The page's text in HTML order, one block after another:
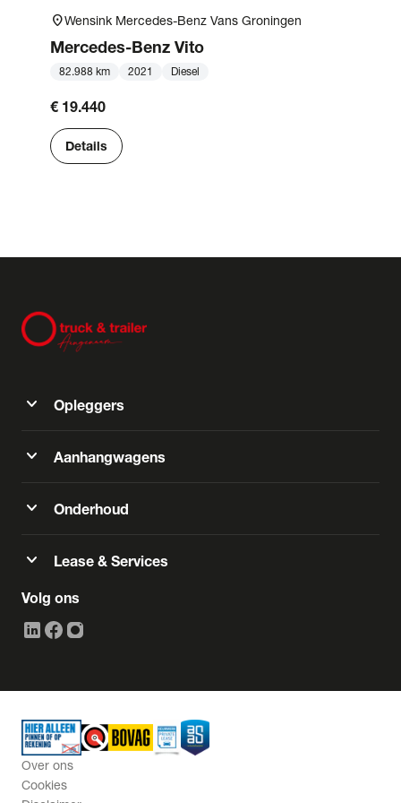
location_onWensink Mercedes-Benz Vans Groningen
Mercedes-Benz Vito
82.988 km 2021 Diesel
€ 19.440
Details
expand_more Opleggers
expand_more Aanhangwagens
expand_more Onderhoud
expand_more Lease & Services
Volg ons
Over ons
Cookies